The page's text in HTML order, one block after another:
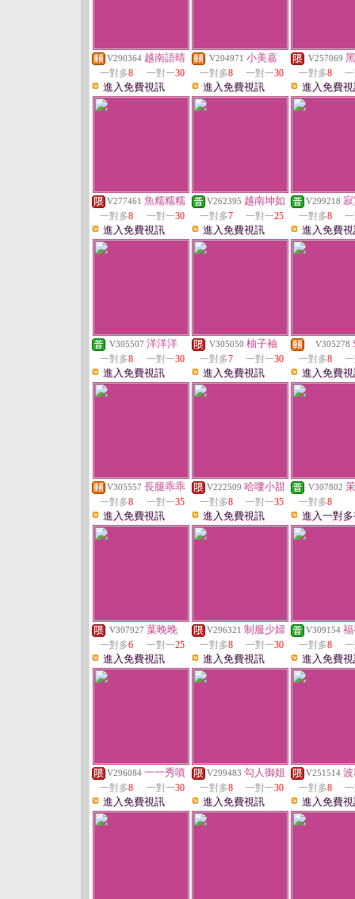
V290364 越南語晴
一對多8 一對一30
進入免費視訊
V204971 小美嘉
一對多8 一對一30
進入免費視訊
V257069
一對多8
進入免費
V277461 魚糯糯糯
一對多8 一對一30
進入免費視訊
V262395 越南坤如
一對多7 一對一25
進入免費視訊
V299218
一對多8
進入免費
V305507 洋洋洋
一對多8 一對一30
進入免費視訊
V305050 柚子袖
一對多7 一對一30
進入免費視訊
V305278
一對多8
進入免費
V305557 長腿乖乖
一對多8 一對一35
進入免費視訊
V222509 哈嘍小甜
一對多8 一對一35
進入免費視訊
V307802
一對多8
進入一對
V307927 葉晚晚
一對多6 一對一25
進入免費視訊
V296321 制服少婦
一對多8 一對一30
進入免費視訊
V309154
一對多8
進入免費
V296084 一一秀噴
一對多8 一對一30
進入免費視訊
V299483 勾人御姐
一對多8 一對一30
進入免費視訊
V251514
一對多8
進入免費